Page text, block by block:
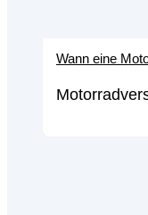
Wann eine